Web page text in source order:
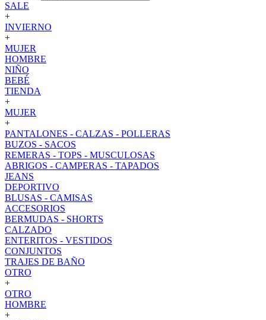
SALE
+
INVIERNO
+
MUJER
HOMBRE
NIÑO
BEBÉ
TIENDA
+
MUJER
+
PANTALONES - CALZAS - POLLERAS
BUZOS - SACOS
REMERAS - TOPS - MUSCULOSAS
ABRIGOS - CAMPERAS - TAPADOS
JEANS
DEPORTIVO
BLUSAS - CAMISAS
ACCESORIOS
BERMUDAS - SHORTS
CALZADO
ENTERITOS - VESTIDOS
CONJUNTOS
TRAJES DE BAÑO
OTRO
+
OTRO
HOMBRE
+